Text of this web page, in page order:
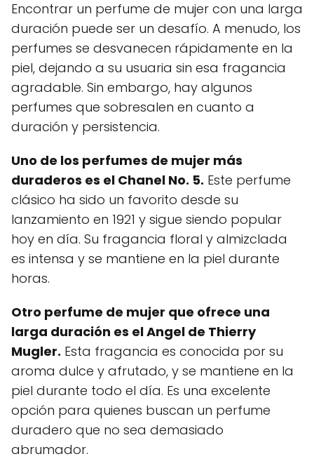
Encontrar un perfume de mujer con una larga
duración puede ser un desafío. A menudo, los
perfumes se desvanecen rápidamente en la
piel, dejando a su usuaria sin esa fragancia
agradable. Sin embargo, hay algunos
perfumes que sobresalen en cuanto a
duración y persistencia.
Uno de los perfumes de mujer más
duraderos es el Chanel No. 5. Este perfume
clásico ha sido un favorito desde su
lanzamiento en 1921 y sigue siendo popular
hoy en día. Su fragancia floral y almizclada
es intensa y se mantiene en la piel durante
horas.
Otro perfume de mujer que ofrece una
larga duración es el Angel de Thierry
Mugler. Esta fragancia es conocida por su
aroma dulce y afrutado, y se mantiene en la
piel durante todo el día. Es una excelente
opción para quienes buscan un perfume
duradero que no sea demasiado
abrumador.